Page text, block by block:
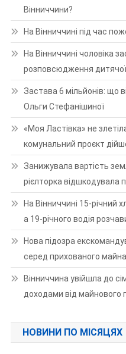
Вінниччини?
На Вінниччині під час
На Вінниччині чоловіка
розповсюдження дитячої
Застава 6 мільйонів: що
Ольги Стефанішиної
«Моя Ластівка» не
комунальний проєкт
Занижувала вартість
рієлторка відшкодувала
На Вінниччині 15-річний
а 19-річного водія
Нова підозра
серед прихованого
Вінниччина увійшла до
доходами від майнового
НОВИНИ ПО МІСЯЦЯХ